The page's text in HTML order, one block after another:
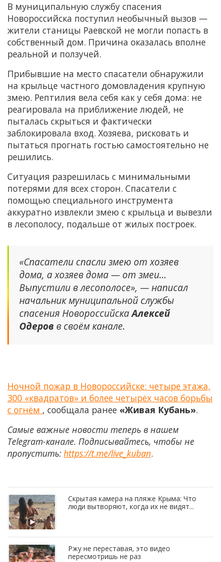
В муниципальную службу спасения
Новороссийска поступил необычный вызов —
жители станицы Раевской не могли попасть в
собственный дом. Причина оказалась вполне
реальной и ползучей.
Прибывшие на место спасатели обнаружили
на крыльце частного домовладения крупную
змею. Рептилия вела себя как у себя дома: не
реагировала на приближение людей, не
пыталась скрыться и фактически
заблокировала вход. Хозяева, рисковать и
пытаться прогнать гостью самостоятельно не
решились.
Ситуация разрешилась с минимальными
потерями для всех сторон. Спасатели с
помощью специального инструмента
аккуратно извлекли змею с крыльца и вывезли
в лесополосу, подальше от жилых построек.
«Спасатели спасли змею от хозяев
дома, а хозяев дома — от змеи…
Выпустили в лесополосе», — написал
начальник муниципальной службы
спасения НовороссийскаАлексей
Одеров в своём канале.
Ночной пожар в Новороссийске: четыре этажа,
300 «квадратов» и более четырёх часов борьбы
с огнём , сообщала ранее «Живая Кубань».
Самые важные новости теперь в нашем
Telegram-канале. Подписывайтесь, чтобы не
пропустить: https://t.me/live_kuban.
Скрытая камера на пляже Крыма: Что
люди вытворяют, когда их не видят...
Ржу не переставая, это видео
пересмотришь не раз